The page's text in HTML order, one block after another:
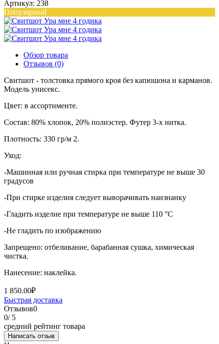
Артикул: 238
Популярный
Обзор товара
Отзывов (0)
Свитшот - толстовка прямого кроя без капюшона и карманов.
Модель унисекс.
Цвет: в ассортименте.
Состав: 80% хлопок, 20% полиэстер. Футер 3-х нитка.
Плотность: 330 гр/м 2.
Уход:
-Машинная или ручная стирка при температуре не выше 30
градусов
-При стирке изделия следует выворачивать наизнанку
-Гладить изделие при температуре не выше 110 °C
-Не гладить по изображению
Запрещено: отбеливание, барабанная сушка, химическая
чистка.
Нанесение: наклейка.
1 850.00₽
Быстрая доставка
Отзывов0
0/ 5
средний рейтинг товара
Написать отзыв